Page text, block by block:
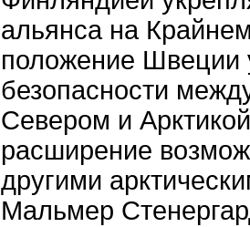
альянса на
положение Швеции
безопасности
Севером и
расширение
другими
Мальмер